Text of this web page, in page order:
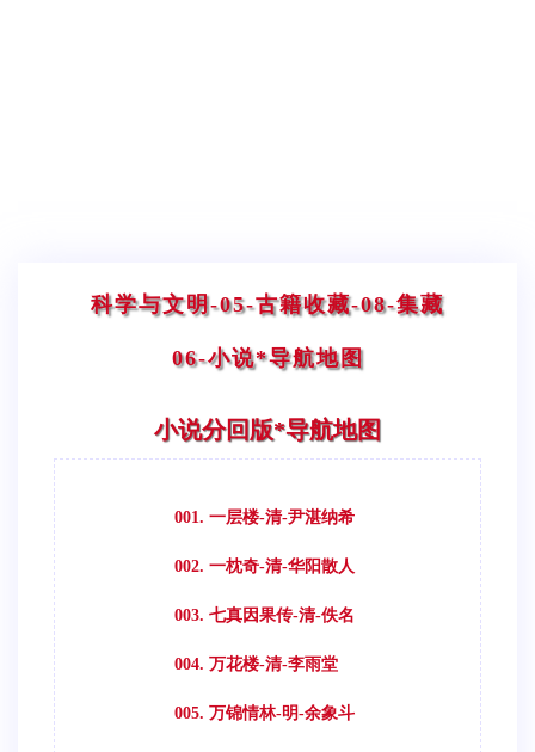
科学与文明-05-古籍收藏-08-集藏
06-小说*导航地图
小说分回版*导航地图
001. 一层楼-清-尹湛纳希
002. 一枕奇-清-华阳散人
003. 七真因果传-清-佚名
004. 万花楼-清-李雨堂
005. 万锦情林-明-余象斗